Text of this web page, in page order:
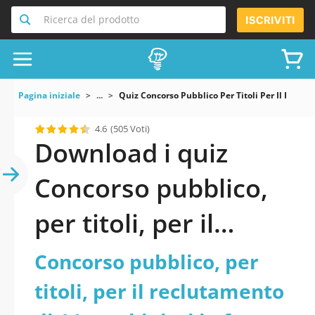
Ricerca del prodotto ISCRIVITI
Pagina iniziale ... Quiz Concorso Pubblico Per Titoli Per Il
4.6 (505 Voti)
Download i quiz
Concorso pubblico,
per titoli, per il
reclutamento di 14
carabinieri in ferma
Concorso pubblico, per
titoli, per il reclutamento